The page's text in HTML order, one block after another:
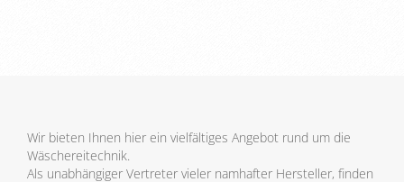
Wir bieten Ihnen hier ein vielfältiges Angebot rund um die
Wäschereitechnik.
Als unabhängiger Vertreter vieler namhafter Hersteller, finden